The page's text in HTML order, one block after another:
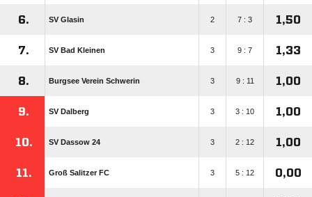
6. SV Glasin 2 7 : 3 1,50
7. SV Bad Kleinen 3 9 : 7 1,33
8. Burgsee Verein Schwerin 3 9 : 11 1,00
9. SV Dalberg 3 3 : 10 1,00
10. SV Dassow 24 3 2 : 12 1,00
11. Groß Salitzer FC 3 5 : 12 0,00